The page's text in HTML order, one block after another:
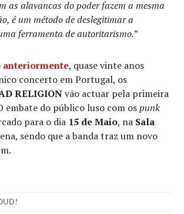
as alavancas do poder fazem a mesma
é um método de deslegitimar a
ferramenta de autoritarismo.”
anteriormente, quase vinte anos
concerto em Portugal, os
RELIGIONvão actuar pela primeira
embate do público luso com ospunk
para o dia 15 de Maio, na Sala
sendo que a banda traz um novo